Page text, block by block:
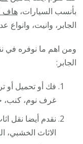
بأنسب السيارات،هاف
الجابر، وانيت، وانواع
ومن اهم ما نوفره في
الجابر:
فك أو تحميل أو
غرف نوم، كنب،
نقدم أيضا نقل
الاثاث الخشبي،